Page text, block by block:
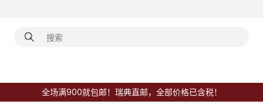
全场满900就包邮！瑞典直邮，全部价格已含税！